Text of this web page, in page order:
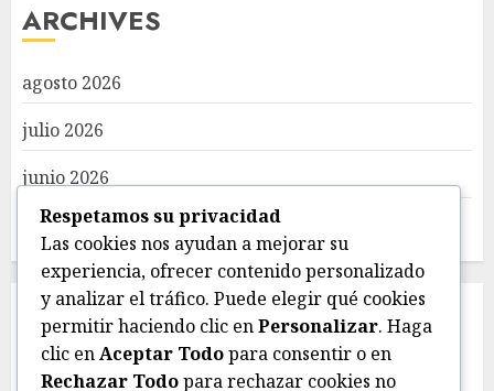
ARCHIVES
agosto 2026
julio 2026
junio 2026
mayo 2026
CATEGORIES
Deportes
Respetamos su privacidad
Las cookies nos ayudan a mejorar su
experiencia, ofrecer contenido personalizado
y analizar el tráfico. Puede elegir qué cookies
permitir haciendo clic enPersonalizar. Haga
clic enAceptar Todopara consentir o en
Rechazar Todopara rechazar cookies no